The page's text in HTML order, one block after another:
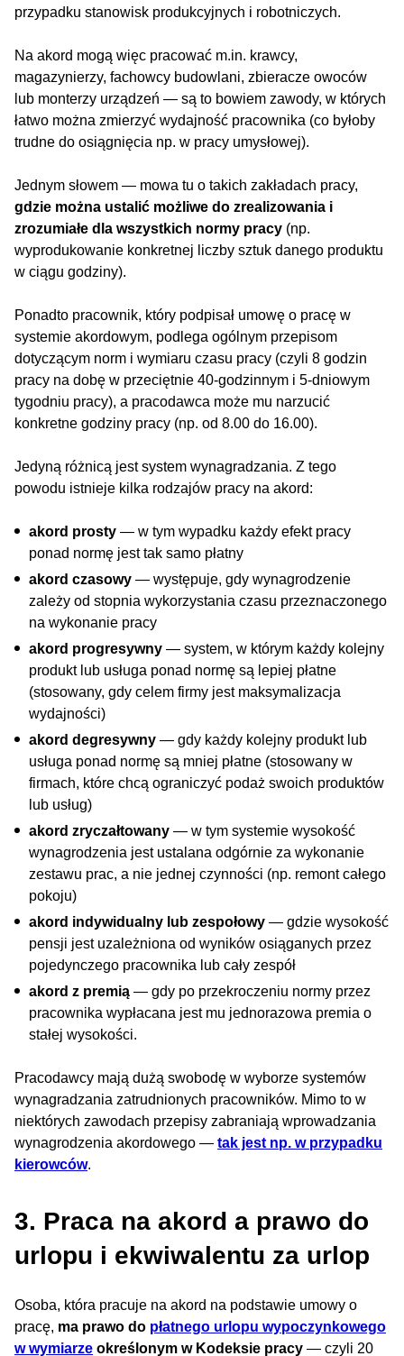
przypadku stanowisk produkcyjnych i robotniczych.
Na akord mogą więc pracować m.in. krawcy,
magazynierzy, fachowcy budowlani, zbieracze owoców
lub monterzy urządzeń — są to bowiem zawody, w których
łatwo można zmierzyć wydajność pracownika (co byłoby
trudne do osiągnięcia np. w pracy umysłowej).
Jednym słowem — mowa tu o takich zakładach pracy,
gdzie można ustalić możliwe do zrealizowania i
zrozumiałe dla wszystkich normy pracy (np.
wyprodukowanie konkretnej liczby sztuk danego produktu
w ciągu godziny).
Ponadto pracownik, który podpisał umowę o pracę w
systemie akordowym, podlega ogólnym przepisom
dotyczącym norm i wymiaru czasu pracy (czyli 8 godzin
pracy na dobę w przeciętnie 40-godzinnym i 5-dniowym
tygodniu pracy), a pracodawca może mu narzucić
konkretne godziny pracy (np. od 8.00 do 16.00).
Jedyną różnicą jest system wynagradzania. Z tego
powodu istnieje kilka rodzajów pracy na akord:
akord prosty — w tym wypadku każdy efekt pracy
ponad normę jest tak samo płatny
akord czasowy — występuje, gdy wynagrodzenie
zależy od stopnia wykorzystania czasu przeznaczonego
na wykonanie pracy
akord progresywny — system, w którym każdy kolejny
produkt lub usługa ponad normę są lepiej płatne
(stosowany, gdy celem firmy jest maksymalizacja
wydajności)
akord degresywny — gdy każdy kolejny produkt lub
usługa ponad normę są mniej płatne (stosowany w
firmach, które chcą ograniczyć podaż swoich produktów
lub usług)
akord zryczałtowany — w tym systemie wysokość
wynagrodzenia jest ustalana odgórnie za wykonanie
zestawu prac, a nie jednej czynności (np. remont całego
pokoju)
akord indywidualny lub zespołowy — gdzie wysokość
pensji jest uzależniona od wyników osiąganych przez
pojedynczego pracownika lub cały zespół
akord z premią — gdy po przekroczeniu normy przez
pracownika wypłacana jest mu jednorazowa premia o
stałej wysokości.
Pracodawcy mają dużą swobodę w wyborze systemów
wynagradzania zatrudnionych pracowników. Mimo to w
niektórych zawodach przepisy zabraniają wprowadzania
wynagrodzenia akordowego — tak jest np. w przypadku
kierowców.
3. Praca na akord a prawo do
urlopu i ekwiwalentu za urlop
Osoba, która pracuje na akord na podstawie umowy o
pracę, ma prawo do płatnego urlopu wypoczynkowego
w wymiarze określonym w Kodeksie pracy — czyli 20